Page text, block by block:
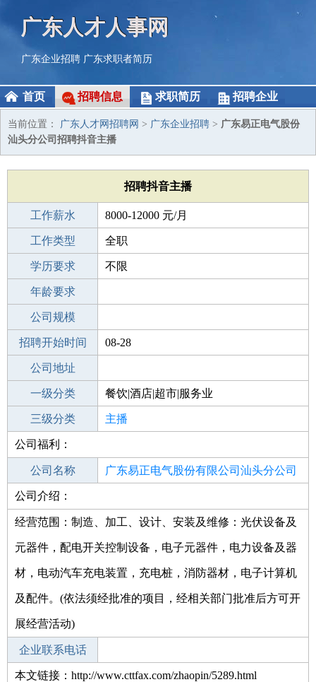
广东人才人事网
广东企业招聘 广东求职者简历
首页 招聘信息 求职简历 招聘企业
当前位置： 广东人才网招聘网 > 广东企业招聘 > 广东易正电气股份
汕头分公司招聘抖音主播
招聘抖音主播
工作薪水 8000-12000 元/月
招聘人数 1人
工作类型 全职
性别要求 -
学历要求 不限
工作经验
年龄要求
工作地点
公司规模
公司电话
招聘开始时间 08-28
招聘结束时间
公司地址
一级分类 餐饮|酒店|超市|服务业
二级分类 娱乐/影视
三级分类 主播
其他行业
公司福利：
公司名称 广东易正电气股份有限公司汕头分公司
公司类型
资或控股)
公司介绍：
经营范围：制造、加工、设计、安装及维修：光伏设备及
元器件，配电开关控制设备，电子元器件，电力设备及器
材，电动汽车充电装置，充电桩，消防器材，电子计算机
及配件。(依法须经批准的项目，经相关部门批准后方可开
展经营活动)
企业联系电话
本文链接：http://www.cttfax.com/zhaopin/5289.html